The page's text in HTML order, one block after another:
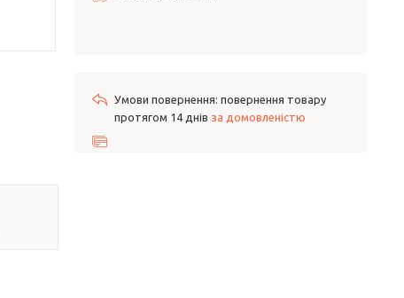
повернення товару
протягом 14 днів за домовленістю